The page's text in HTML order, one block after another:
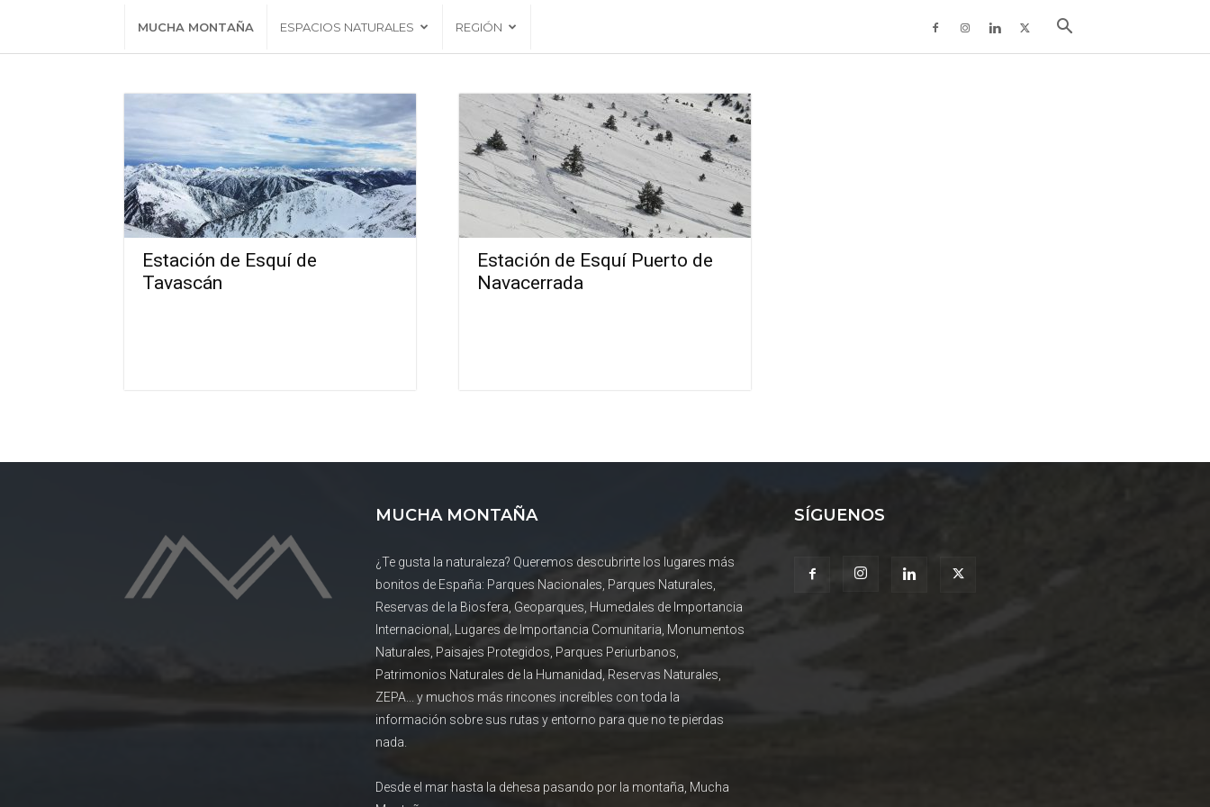
MUCHA MONTAÑA ESPACIOS NATURALES REGIÓN
Estación de Esquí de
Tavascán
Estación de Esquí Puerto de
Navacerrada
MUCHA MONTAÑA
¿Te gusta la naturaleza? Queremos descubrirte los lugares más
bonitos de España: Parques Nacionales, Parques Naturales,
Reservas de la Biosfera, Geoparques, Humedales de Importancia
Internacional, Lugares de Importancia Comunitaria, Monumentos
Naturales, Paisajes Protegidos, Parques Periurbanos,
Patrimonios Naturales de la Humanidad, Reservas Naturales,
ZEPA... y muchos más rincones increíbles con toda la
información sobre sus rutas y entorno para que no te pierdas
nada.
Desde el mar hasta la dehesa pasando por la montaña, Mucha
SÍGUENOS